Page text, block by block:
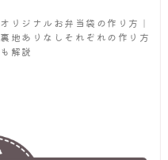
オリジナルお弁当袋の作り方｜
裏地ありなしそれぞれの作り方
も解説